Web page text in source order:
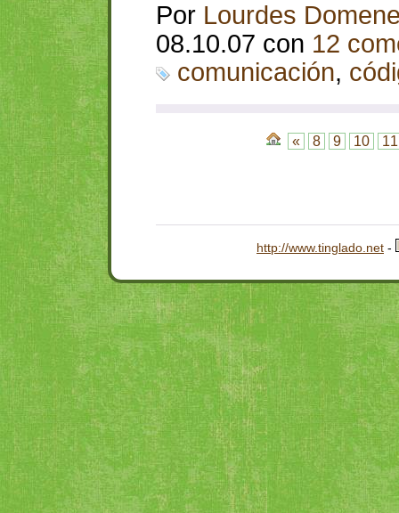
Por Lourdes
08.10.07 con 12
comunicación,
« 8 9 10
http://www.tinglado.net -